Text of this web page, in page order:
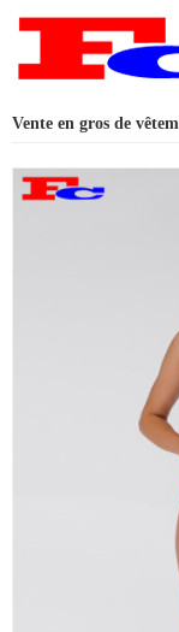
Vente en gros de